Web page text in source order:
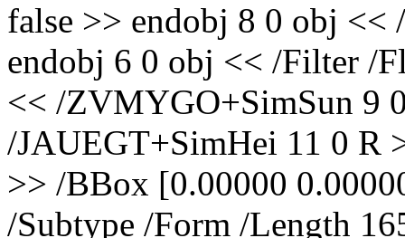
false >> endobj 8 0 obj <<
endobj 6 0 obj << /Filter /
<< /ZVMYGO+SimSun 9
/JAUEGT+SimHei 11 0 R
>> /BBox [0.00000
/Subtype /Form /Length